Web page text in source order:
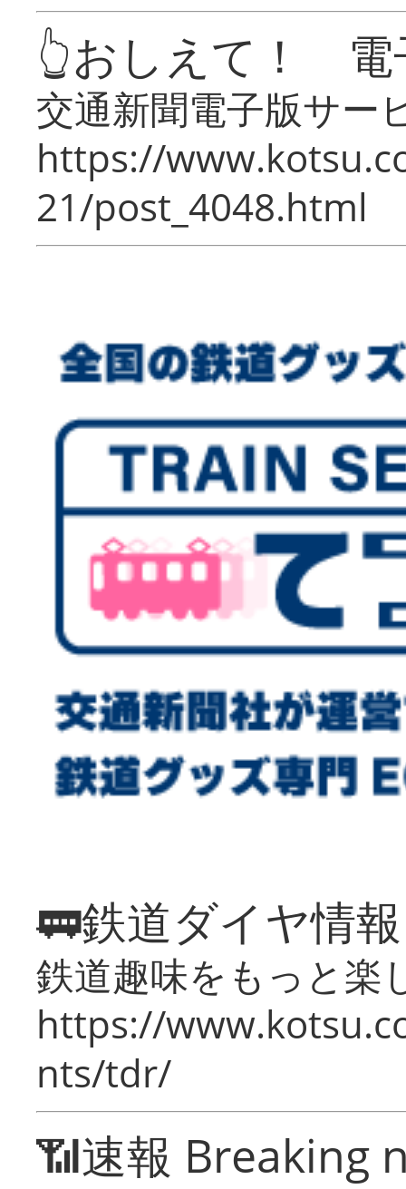
👆おしえて！ 電
交通新聞電子版サー
https://
21/post_4048.html
🚃鉄道ダイヤ情
鉄道趣味をもっと楽
https://
nts/tdr/
📶速報 Breaking